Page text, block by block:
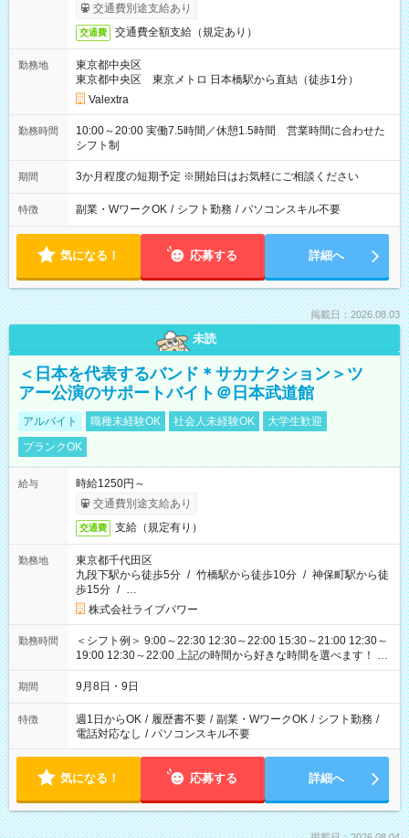
交通費別途支給あり
交通費 交通費全額支給（規定あり）
勤務地
東京都中央区
東京都中央区 東京メトロ 日本橋駅から直結（徒歩1分）
Valextra
勤務時間
10:00～20:00 実働7.5時間／休憩1.5時間 営業時間に合わせた
シフト制
期間 3か月程度の短期予定 ※開始日はお気軽にご相談ください
特徴 副業・WワークOK / シフト勤務 / パソコンスキル不要
気になる！ 応募する 詳細へ
掲載日：2026.08.03
未読
＜日本を代表するバンド＊サカナクション＞ツ
アー公演のサポートバイト＠日本武道館
アルバイト 職種未経験OK 社会人未経験OK
大学生歓迎
ブランクOK
給与
時給1250円～
交通費別途支給あり
交通費 支給（規定有り）
勤務地
東京都千代田区
九段下駅から徒歩5分 / 竹橋駅から徒歩10分 / 神保町駅から徒
歩15分 / …
株式会社ライブパワー
勤務時間
＜シフト例＞ 9:00～22:30 12:30～22:00 15:30～21:00 12:30～
19:00 12:30～22:00 上記の時間から好きな時間を選べます！ ※
時間は変更となる可能性があります
期間 9月8日・9日
特徴 週1日からOK / 履歴書不要 / 副業・WワークOK / シフト勤務 /
電話対応なし / パソコンスキル不要
気になる！ 応募する 詳細へ